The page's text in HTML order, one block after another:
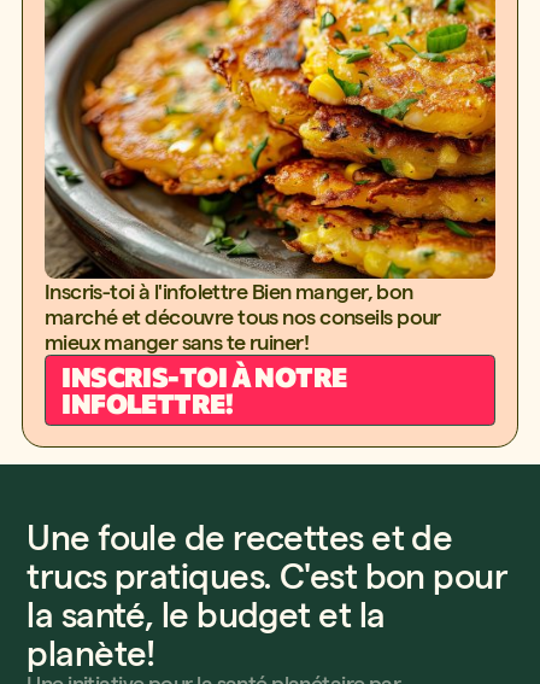
Inscris-toi à l'infolettre Bien manger, bon
marché et découvre tous nos conseils pour
mieux manger sans te ruiner!
INSCRIS-TOI À NOTRE
INFOLETTRE!
Une foule de recettes et de
trucs pratiques. C'est bon pour
la santé, le budget et la
planète!